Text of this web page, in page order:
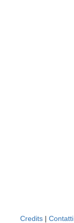
Credits | Contatti